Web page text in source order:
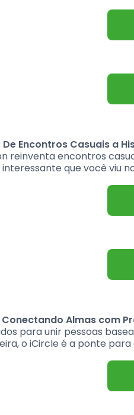
De Encontros Casuais a
reinventa encontros
interessante que você viu
Conectando Almas com
para unir pessoas
o iCircle é a ponte